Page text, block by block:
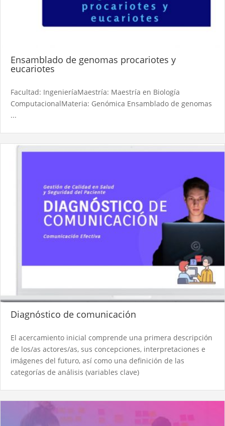
Ensamblado de genomas procariotes y
eucariotes
Facultad: IngenieríaMaestría: Maestría en Biología
ComputacionalMateria: Genómica Ensamblado de genomas
...
Diagnóstico de comunicación
El acercamiento inicial comprende una primera descripción
de los/as actores/as, sus concepciones, interpretaciones e
imágenes del futuro, así como una definición de las
categorías de análisis (variables clave)